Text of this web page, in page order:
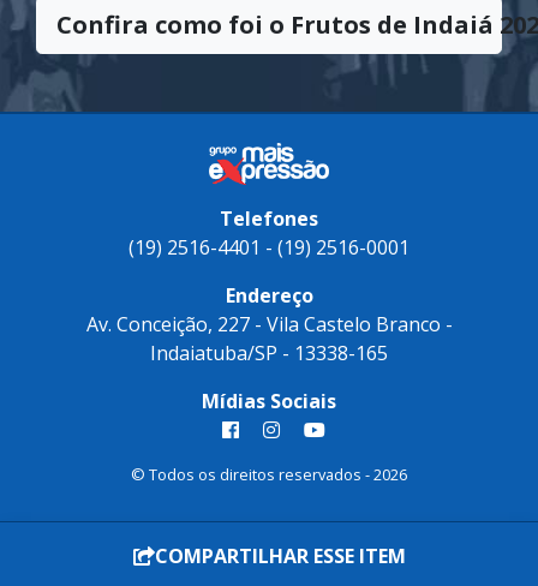
Confira como foi o Frutos de Indaiá
Telefones
Endereço
Av. Conceição, 227 - Vila Castelo Branco -
Mídias Sociais
COMPARTILHAR ESSE ITEM